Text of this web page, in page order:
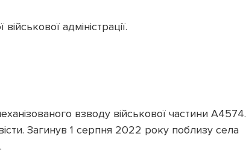
адміністрації.
взводу військової частини А4574.
Загинув 1 серпня 2022 року поблизу села